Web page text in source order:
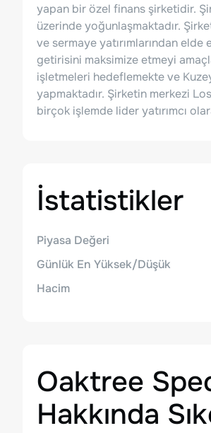
yapan bir özel finans şirketidir.
üzerinde yoğunlaşmaktadır.
ve sermaye yatırımlarından
getirisini maksimize etmeyi
işletmeleri hedeflemekte ve
yapmaktadır. Şirketin merkezi
birçok işlemde lider yatırımcı
İstatistikler
Piyasa Değeri
Günlük En Yüksek/Düşük
Hacim
Oaktree
Hakkında